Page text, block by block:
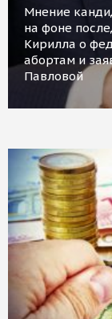
Мнение
на фоне
Кирилла о
абортам и
Павловой